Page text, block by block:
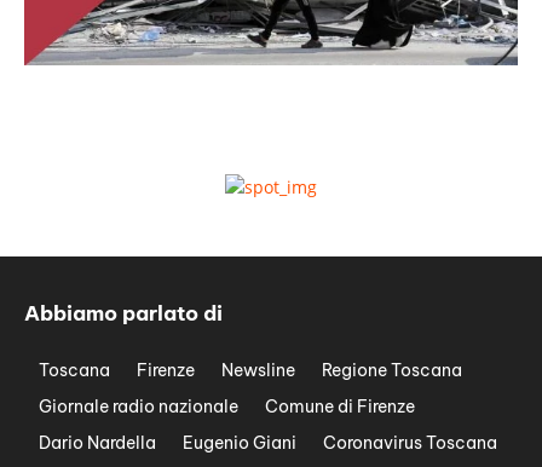
Abbiamo parlato di
Toscana Firenze Newsline
Regione Toscana
Giornale radio nazionale
Comune di Firenze
Dario Nardella
Eugenio Giani
Coronavirus Toscana